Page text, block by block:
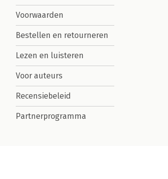
Voorwaarden
Bestellen en retourneren
Lezen en luisteren
Voor auteurs
Recensiebeleid
Partnerprogramma